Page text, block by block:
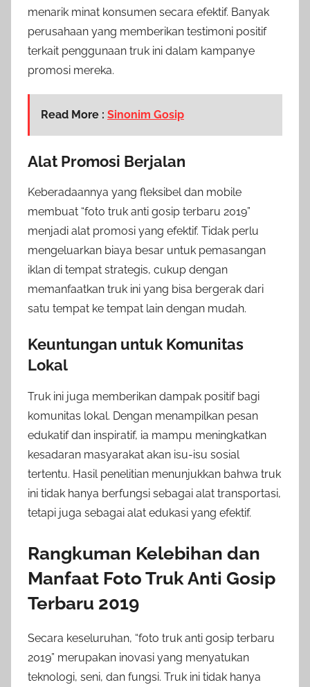
menarik minat konsumen secara efektif. Banyak
perusahaan yang memberikan testimoni positif
terkait penggunaan truk ini dalam kampanye
promosi mereka.
Read More : Sinonim Gosip
Alat Promosi Berjalan
Keberadaannya yang fleksibel dan mobile
membuat “foto truk anti gosip terbaru 2019”
menjadi alat promosi yang efektif. Tidak perlu
mengeluarkan biaya besar untuk pemasangan
iklan di tempat strategis, cukup dengan
memanfaatkan truk ini yang bisa bergerak dari
satu tempat ke tempat lain dengan mudah.
Keuntungan untuk Komunitas
Lokal
Truk ini juga memberikan dampak positif bagi
komunitas lokal. Dengan menampilkan pesan
edukatif dan inspiratif, ia mampu meningkatkan
kesadaran masyarakat akan isu-isu sosial
tertentu. Hasil penelitian menunjukkan bahwa truk
ini tidak hanya berfungsi sebagai alat transportasi,
tetapi juga sebagai alat edukasi yang efektif.
Rangkuman Kelebihan dan
Manfaat Foto Truk Anti Gosip
Terbaru 2019
Secara keseluruhan, “foto truk anti gosip terbaru
2019” merupakan inovasi yang menyatukan
teknologi, seni, dan fungsi. Truk ini tidak hanya